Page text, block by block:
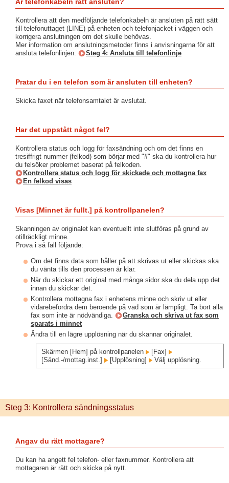
Kontrollera att den medföljande telefonkabeln är ansluten på rätt sätt
till telefonuttaget (LINE) på enheten och telefonjacket i väggen och
korrigera anslutningen om det skulle behövas.
Mer information om anslutningsmetoder finns i anvisningarna för att
ansluta telefonlinjen.
Steg 4: Ansluta till telefonlinje
Pratar du i en telefon som är ansluten till enheten?
Skicka faxet när telefonsamtalet är avslutat.
Har det uppstått något fel?
Kontrollera status och logg för faxsändning och om det finns en
tresiffrigt nummer (felkod) som börjar med "#" ska du kontrollera hur
du felsöker problemet baserat på felkoden.
Kontrollera status och logg för skickade och mottagna fax
En felkod visas
Visas [Minnet är fullt.] på kontrollpanelen?
Skanningen av originalet kan eventuellt inte slutföras på grund av
otillräckligt minne.
Prova i så fall följande:
Om det finns data som håller på att skrivas ut eller skickas ska
du vänta tills den processen är klar.
När du skickar ett original med många sidor ska du dela upp det
innan du skickar det.
Kontrollera mottagna fax i enhetens minne och skriv ut eller
vidarebefordra dem beroende på vad som är lämpligt. Ta bort alla
fax som inte är nödvändiga.
Granska och skriva ut fax som
sparats i minnet
Ändra till en lägre upplösning när du skannar originalet.
Skärmen [Hem] på kontrollpanelen
[Fax]
[Sänd.-/mottag.inst.]
[Upplösning] Välj upplösning.
Steg 3: Kontrollera sändningsstatus
Angav du rätt mottagare?
Du kan ha angett fel telefon- eller faxnummer. Kontrollera att
mottagaren är rätt och skicka på nytt.